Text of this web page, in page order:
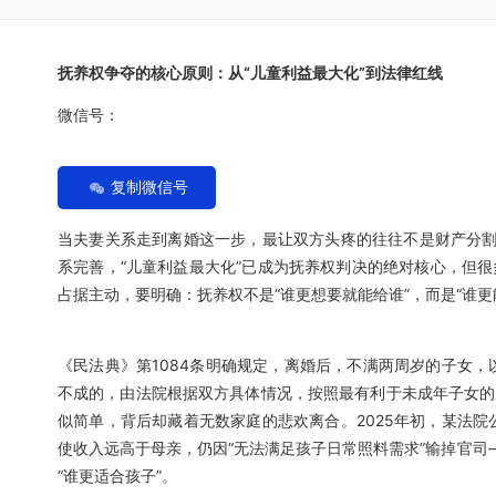
抚养权争夺的核心原则：从“儿童利益最大化”到法律红线
微信号：
复制微信号
当夫妻关系走到离婚这一步，最让双方头疼的往往不是财产
系完善，“儿童利益最大化”已成为抚养权判决的绝对核心，但
占据主动，要明确：抚养权不是“谁更想要就能给谁”，而是“谁
《民法典》第1084条明确规定，离婚后，不满两周岁的子女
不成的，由法院根据双方具体情况，按照最有利于未成年子女
似简单，背后却藏着无数家庭的悲欢离合。2025年初，某法
使收入远高于母亲，仍因“无法满足孩子日常照料需求”输掉官
“谁更适合孩子”。